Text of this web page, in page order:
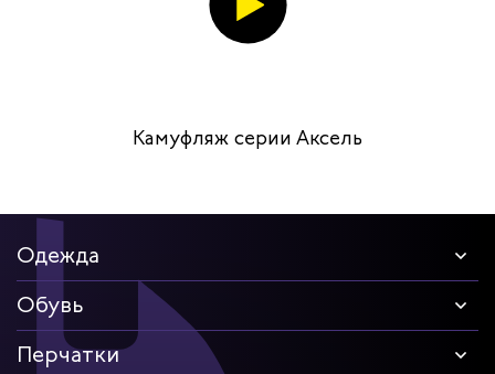
Камуфляж серии Аксель
Одежда
Обувь
Перчатки